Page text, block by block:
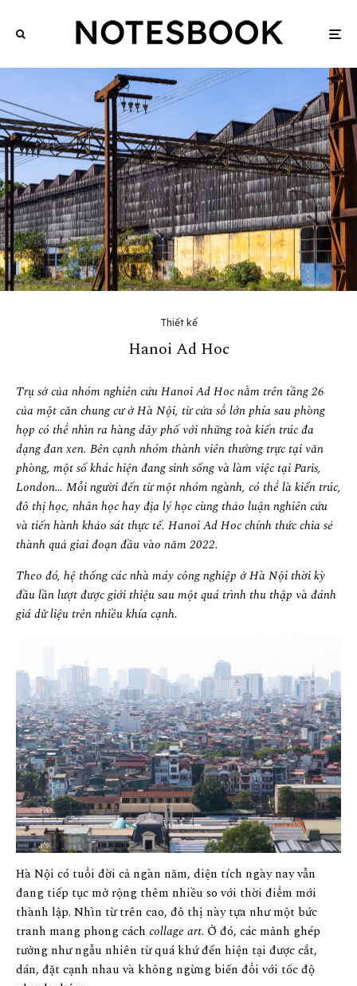
Thiết kế
Hanoi Ad Hoc
Trụ sở của nhóm nghiên cứu Hanoi Ad Hoc nằm trên tầng 26
của một căn chung cư ở Hà Nội, từ cửa sổ lớn phía sau phòng
họp có thể nhìn ra hàng dãy phố với những toà kiến trúc đa
dạng đan xen. Bên cạnh nhóm thành viên thường trực tại văn
phòng, một số khác hiện đang sinh sống và làm việc tại Paris,
London… Mỗi người đến từ một nhóm ngành, có thể là kiến trúc,
đô thị học, nhân học hay địa lý học cùng thảo luận nghiên cứu
và tiến hành khảo sát thực tế. Hanoi Ad Hoc chính thức chia sẻ
thành quả giai đoạn đầu vào năm 2022.
Theo đó, hệ thống các nhà máy công nghiệp ở Hà Nội thời kỳ
đầu lần lượt được giới thiệu sau một quá trình thu thập và đánh
giá dữ liệu trên nhiều khía cạnh.
Hà Nội có tuổi đời cả ngàn năm, diện tích ngày nay vẫn
đang tiếp tục mở rộng thêm nhiều so với thời điểm mới
thành lập. Nhìn từ trên cao, đô thị này tựa như một bức
tranh mang phong cách collage art. Ở đó, các mảnh ghép
tưởng như ngẫu nhiên từ quá khứ đến hiện tại được cắt,
dán, đặt cạnh nhau và không ngừng biến đổi với tốc độ